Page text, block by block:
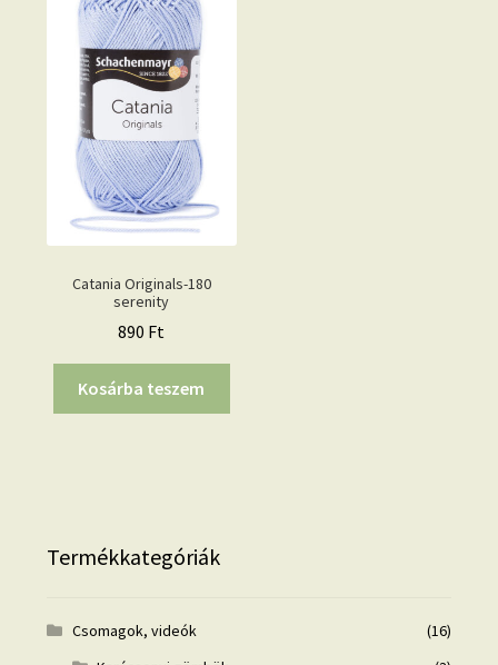
Catania Originals-180
serenity
890 Ft
Kosárba teszem
Termékkategóriák
Csomagok, videók
(16)